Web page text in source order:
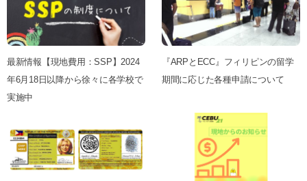
最新情報【現地費用：SSP】2024
年6月18日以降から徐々に各学校で
実施中
『ARPとECC』フィリピンの留学
期間に応じた各種申請について